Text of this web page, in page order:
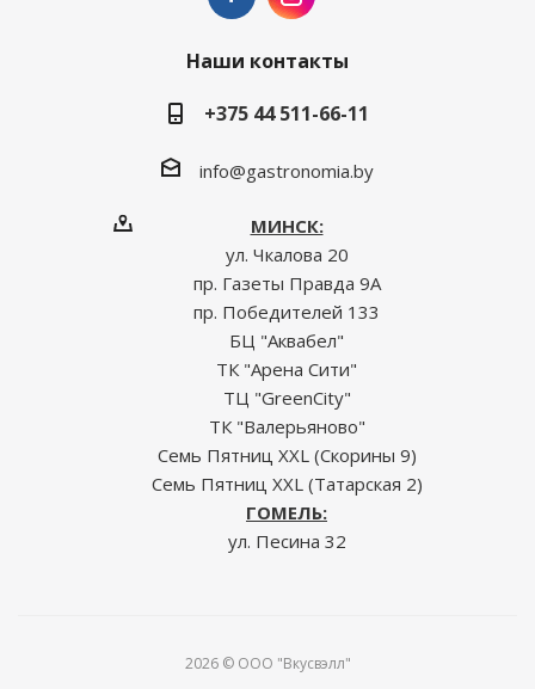
Наши контакты
+375 44 511-66-11
info@gastronomia.by
МИНСК:
ул. Чкалова 20
пр. Газеты Правда 9А
пр. Победителей 133
БЦ "Аквабел"
ТК "Арена Сити"
ТЦ "GreenCity"
ТК "Валерьяново"
Семь Пятниц XXL (Скорины 9)
Семь Пятниц XXL (Татарская 2)
ГОМЕЛЬ:
ул. Песина 32
2026 © ООО "Вкусвэлл"